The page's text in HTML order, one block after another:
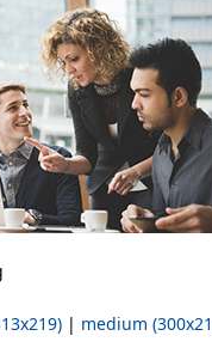
| medium